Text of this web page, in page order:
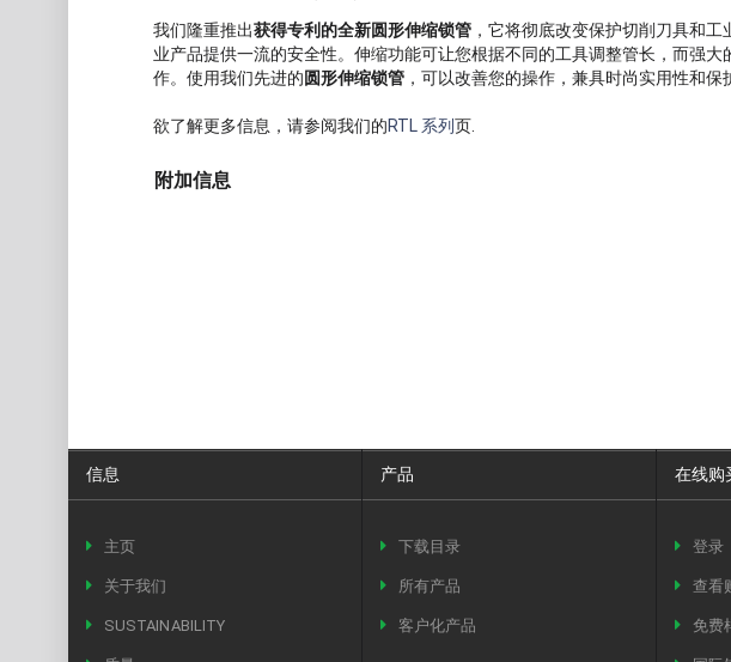
我们隆重推出获得专利的全新圆形伸缩锁管，它将彻底改变保护切削刀具和工
业产品提供一流的安全性。伸缩功能可让您根据不同的工具调整管长，而强
作。使用我们先进的圆形伸缩锁管，可以改善您的操作，兼具时尚实用性和保
欲了解更多信息，请参阅我们的RTL 系列页.
附加信息
信息
主页
关于我们
SUSTAINABILITY
产品
下载目录
所有产品
客户化产品
在线购
登录
查看
免费